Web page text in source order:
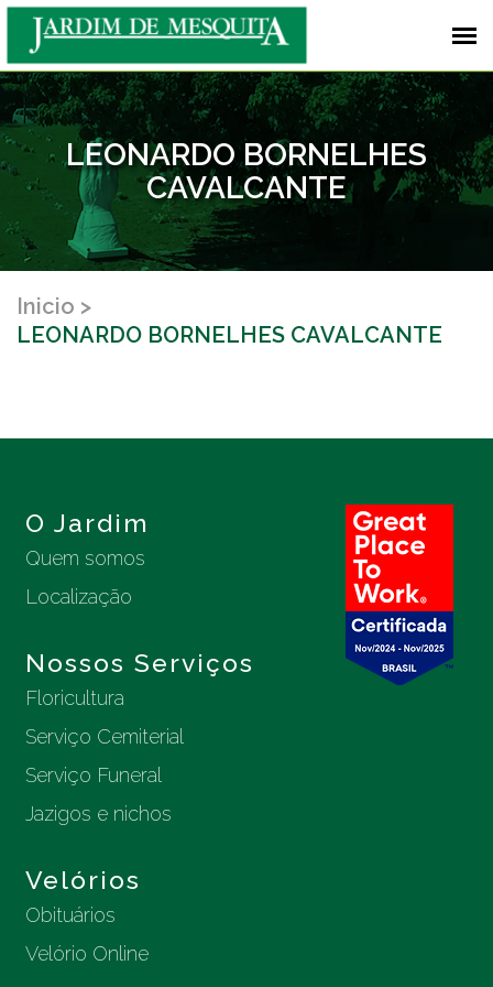
LEONARDO BORNELHES
CAVALCANTE
Inicio
LEONARDO BORNELHES CAVALCANTE
O Jardim
Quem somos
Localização
Nossos Serviços
Floricultura
Serviço Cemiterial
Serviço Funeral
Jazigos e nichos
Velórios
Obituários
Velório Online